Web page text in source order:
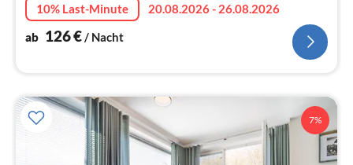
10% Last-Minute
20.08.2026 - 26.08.2026
ab 126€ / Nacht
7%